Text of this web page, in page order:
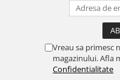
Vreau sa primesc
magazinului. Afla
Confidentialitate